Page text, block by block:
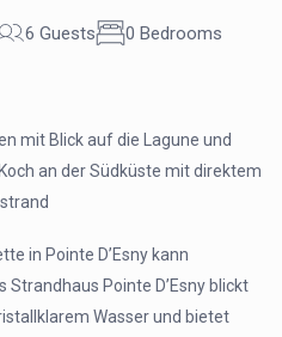
6 Guests 0 Bedrooms
mit Blick auf die Lagune und
an der Südküste mit direktem
in Pointe D’Esny kann
Pointe D’Esny blickt
Wasser und bietet